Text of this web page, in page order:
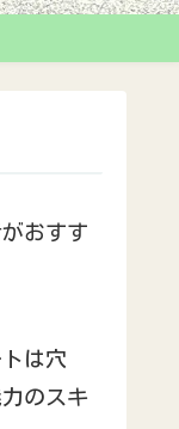
おすす
は穴
のスキ